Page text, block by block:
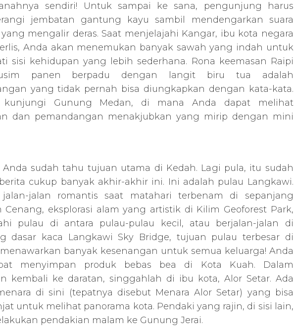
sendiri! Untuk sampai ke sana, pengunjung harus
jembatan gantung kayu sambil mendengarkan suara
mengalir deras. Saat menjelajahi Kangar, ibu kota negara
Anda akan menemukan banyak sawah yang indah untuk
sisi kehidupan yang lebih sederhana. Rona keemasan Raipi
panen berpadu dengan langit biru tua adalah
yang tidak pernah bisa diungkapkan dengan kata-kata.
kunjungi Gunung Medan, di mana Anda dapat melihat
dan pemandangan menakjubkan yang mirip dengan mini
Anda sudah tahu tujuan utama di Kedah. Lagi pula, itu sudah
cukup banyak akhir-akhir ini. Ini adalah pulau Langkawi.
jalan romantis saat matahari terbenam di sepanjang
Cenang, eksplorasi alam yang artistik di Kilim Geoforest Park,
pulau di antara pulau-pulau kecil, atau berjalan-jalan di
dasar kaca Langkawi Sky Bridge, tujuan pulau terbesar di
banyak kesenangan untuk semua keluarga! Anda
menyimpan produk bebas bea di Kota Kuah. Dalam
kembali ke daratan, singgahlah di ibu kota, Alor Setar. Ada
di sini (tepatnya disebut Menara Alor Setar) yang bisa
untuk melihat panorama kota. Pendaki yang rajin, di sisi lain,
pendakian malam ke Gunung Jerai.